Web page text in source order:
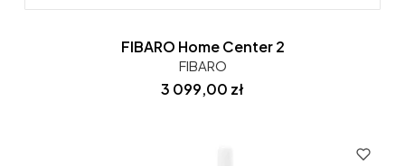
FIBARO Home Center 2
FIBARO
Cena
3 099,00 zł